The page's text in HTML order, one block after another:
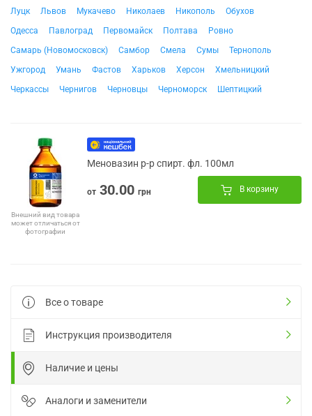
Луцк
Львов Мукачево Николаев Никополь
Обухов
Одесса
Павлоград Первомайск Полтава
Ровно
Самарь (Новомосковск)
Самбор Смела Сумы
Тернополь
Ужгород
Умань Фастов Харьков Херсон
Хмельницкий
Черкассы
Чернигов Черновцы Черноморск Шептицкий
Внешний вид товара
может отличаться от
фотографии
Меновазин р-р спирт. фл. 100мл
от 30.00 грн В корзину
Все о товаре
Инструкция производителя
Наличие и цены
Аналоги и заменители